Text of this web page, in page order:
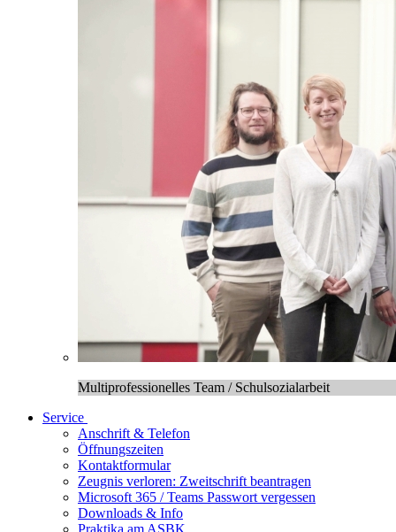
Multiprofessionelles Team / Schulsozialarbeit
Service
Anschrift & Telefon
Öffnungszeiten
Kontaktformular
Zeugnis verloren: Zweitschrift beantragen
Microsoft 365 / Teams Passwort vergessen
Downloads & Info
Praktika am ASBK